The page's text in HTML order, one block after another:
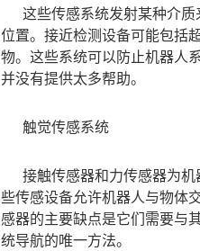
这些传感系统发射某种介质
位置。接近检测设备可能包括
物。这些系统可以防止机器人
并没有提供太多帮助。
触觉传感系统
接触传感器和力传感器为机
些传感设备允许机器人与物体
感器的主要缺点是它们需要与
统导航的唯一方法。